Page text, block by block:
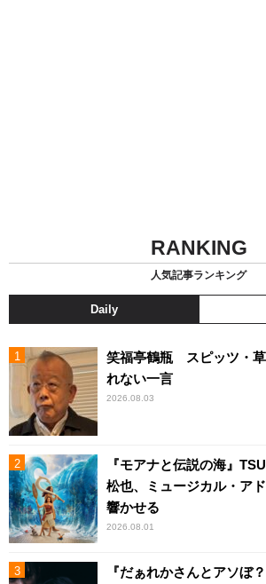
RANKING
人気記事ランキング
Daily
笑福亭鶴瓶 スピッツ・
れない一言
2026.08.03
『モアナと伝説の海』
松也、ミュージカル・ア
響かせる
2026.08.01
『だぁれかさんとアソぼ